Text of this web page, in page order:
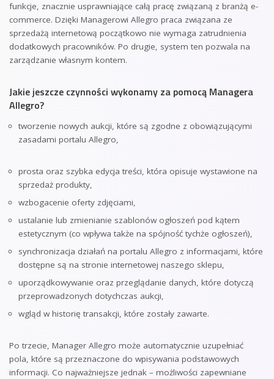
funkcje, znacznie usprawniające całą pracę związaną z branżą e-
commerce. Dzięki Managerowi Allegro praca związana ze
sprzedażą internetową początkowo nie wymaga zatrudnienia
dodatkowych pracowników. Po drugie, system ten pozwala na
zarządzanie własnym kontem.
Jakie jeszcze czynności wykonamy za pomocą Managera
Allegro?
tworzenie nowych aukcji, które są zgodne z obowiązującymi
zasadami portalu Allegro,
prosta oraz szybka edycja treści, która opisuje wystawione na
sprzedaż produkty,
wzbogacenie oferty zdjęciami,
ustalanie lub zmienianie szablonów ogłoszeń pod kątem
estetycznym (co wpływa także na spójność tychże ogłoszeń),
synchronizacja działań na portalu Allegro z informacjami, które
dostępne są na stronie internetowej naszego sklepu,
uporządkowywanie oraz przeglądanie danych, które dotyczą
przeprowadzonych dotychczas aukcji,
wgląd w historię transakcji, które zostały zawarte.
Po trzecie, Manager Allegro może automatycznie uzupełniać
pola, które są przeznaczone do wpisywania podstawowych
informacji. Co najważniejsze jednak – możliwości zapewniane